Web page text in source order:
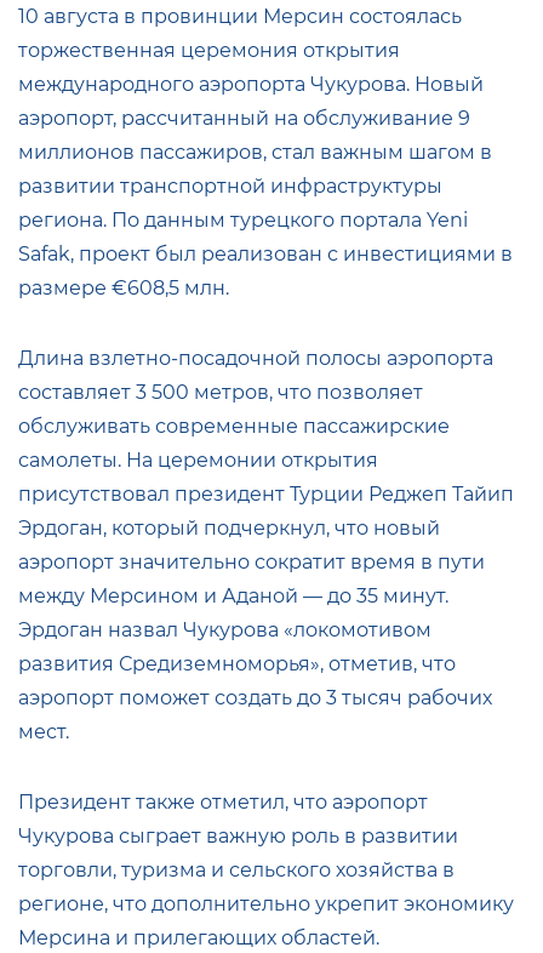
10 августа в провинции Мерсин состоялась
торжественная церемония открытия
международного аэропорта Чукурова. Новый
аэропорт, рассчитанный на обслуживание 9
миллионов пассажиров, стал важным шагом в
развитии транспортной инфраструктуры
региона. По данным турецкого портала Yeni
Safak, проект был реализован с инвестициями в
размере €608,5 млн.
Длина взлетно-посадочной полосы аэропорта
составляет 3 500 метров, что позволяет
обслуживать современные пассажирские
самолеты. На церемонии открытия
присутствовал президент Турции Реджеп Тайип
Эрдоган, который подчеркнул, что новый
аэропорт значительно сократит время в пути
между Мерсином и Аданой — до 35 минут.
Эрдоган назвал Чукурова «локомотивом
развития Средиземноморья», отметив, что
аэропорт поможет создать до 3 тысяч рабочих
мест.
Президент также отметил, что аэропорт
Чукурова сыграет важную роль в развитии
торговли, туризма и сельского хозяйства в
регионе, что дополнительно укрепит экономику
Мерсина и прилегающих областей.